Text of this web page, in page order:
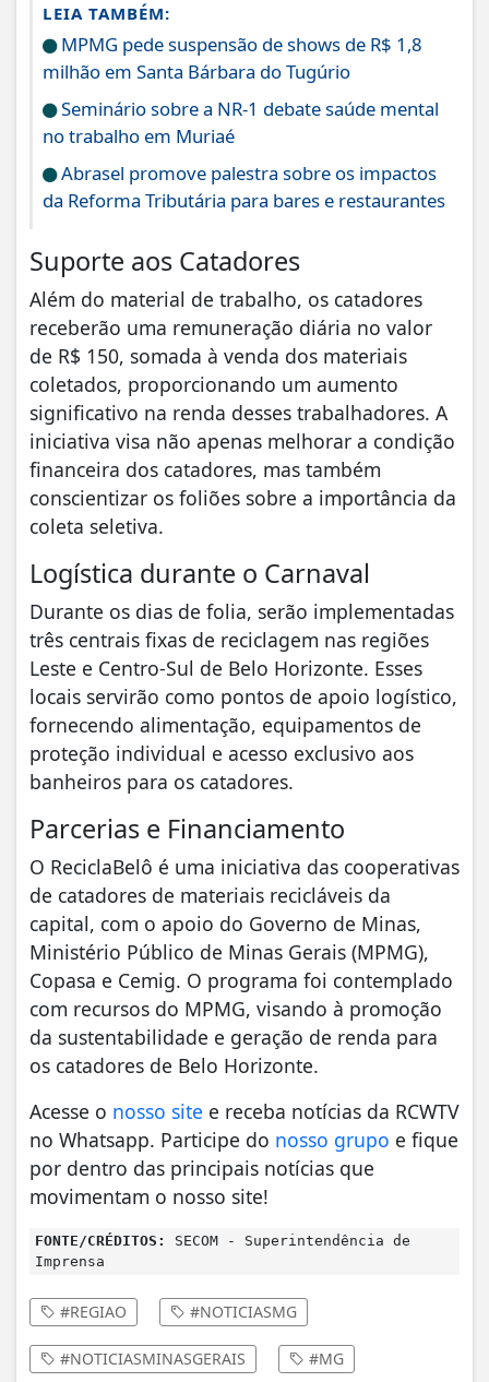
LEIA TAMBÉM:
MPMG pede suspensão de shows de R$ 1,8
milhão em Santa Bárbara do Tugúrio
Seminário sobre a NR-1 debate saúde mental
no trabalho em Muriaé
Abrasel promove palestra sobre os impactos
da Reforma Tributária para bares e restaurantes
Suporte aos Catadores
Além do material de trabalho, os catadores
receberão uma remuneração diária no valor
de R$ 150, somada à venda dos materiais
coletados, proporcionando um aumento
significativo na renda desses trabalhadores. A
iniciativa visa não apenas melhorar a condição
financeira dos catadores, mas também
conscientizar os foliões sobre a importância da
coleta seletiva.
Logística durante o Carnaval
Durante os dias de folia, serão implementadas
três centrais fixas de reciclagem nas regiões
Leste e Centro-Sul de Belo Horizonte. Esses
locais servirão como pontos de apoio logístico,
fornecendo alimentação, equipamentos de
proteção individual e acesso exclusivo aos
banheiros para os catadores.
Parcerias e Financiamento
O ReciclaBelô é uma iniciativa das cooperativas
de catadores de materiais recicláveis da
capital, com o apoio do Governo de Minas,
Ministério Público de Minas Gerais (MPMG),
Copasa e Cemig. O programa foi contemplado
com recursos do MPMG, visando à promoção
da sustentabilidade e geração de renda para
os catadores de Belo Horizonte.
Acesse o nosso site e receba notícias da RCWTV
no Whatsapp. Participe do nosso grupo e fique
por dentro das principais notícias que
movimentam o nosso site!
FONTE/CRÉDITOS:
SECOM - Superintendência de
Imprensa
#REGIAO #NOTICIASMG
#NOTICIASMINASGERAIS #MG